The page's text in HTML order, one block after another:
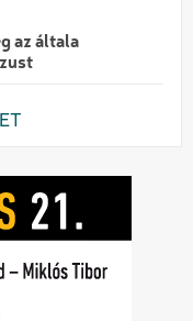
az általa